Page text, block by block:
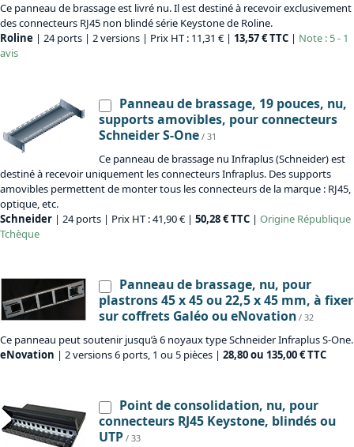
Ce panneau de brassage est livré nu. Il est destiné à recevoir exclusivement
des connecteurs RJ45 non blindé série Keystone de Roline.
Roline | 24 ports | 2 versions | Prix HT : 11,31 € | 13,57 € TTC | Note : 5 - 1
avis
Panneau de brassage, 19 pouces, nu,
supports amovibles, pour connecteurs
Schneider S-One / 31
Ce panneau de brassage nu Infraplus (Schneider) est
destiné à recevoir uniquement les connecteurs Infraplus. Des supports
amovibles permettent de monter tous les connecteurs de la marque : RJ45,
optique, etc.
Schneider | 24 ports | Prix HT : 41,90 € | 50,28 € TTC | Origine République
Tchèque
Panneau de brassage, nu, pour
plastrons 45 x 45 ou 22,5 x 45 mm, à fixer
sur coffrets Galéo ou eNovation / 32
Ce panneau peut soutenir jusqu’à 6 noyaux type Schneider Infraplus S-One.
eNovation | 2 versions 6 ports, 1 ou 5 pièces | 28,80 ou 135,00 € TTC
Point de consolidation, nu, pour
connecteurs RJ45 Keystone, blindés ou
UTP / 33